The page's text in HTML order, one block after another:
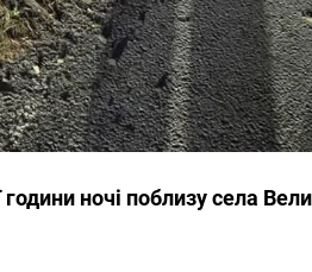
години ночі поблизу села